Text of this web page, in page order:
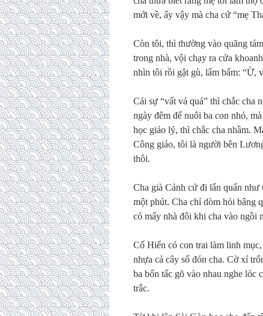
mới về, ấy vậy mà cha cứ “mẹ
Còn tôi, thì thường vào quãng
trong nhà, vội chạy ra cửa
nhìn tôi rồi gật gù, lẩm bẩm: “Ừ,
Cái sự “vất vả quá” thì chắc cha
ngày đêm để nuôi ba con nhỏ,
học giáo lý, thì chắc cha nhầm.
Công giáo, tôi là người bên
thôi.
Cha già Cảnh cứ đi lẩn quẩn như
một phút. Cha chỉ dòm hỏi bâng
có mấy nhà đôi khi cha vào ngồi
Cố Hiển có con trai làm linh
nhựa cả cây số đón cha. Cờ xí
ba bốn tấc gõ vào nhau nghe lóc
trắc.